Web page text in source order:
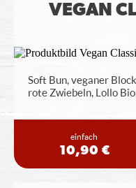
VEGAN
Soft Bun, veganer
rote Zwiebeln, Lollo
einfach
10,90 €